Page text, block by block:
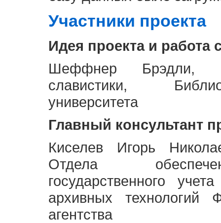
Участники проекта
Идея проекта и работа
Шеффнер Брэдли,
славистики,
университета
Главный консультант
Киселев Игорь
Отдела
государственного
архивных технологий
агентства